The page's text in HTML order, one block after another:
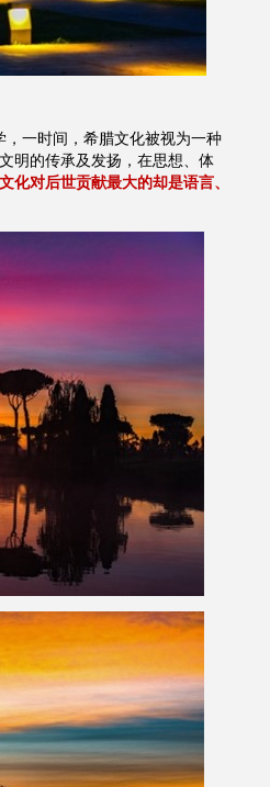
一时间，希腊文化被视为一种
明的传承及发扬，在思想、体
化对后世贡献最大的却是语言、